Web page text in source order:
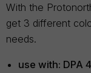
With the
get 3 different
needs.​
use with: DPA